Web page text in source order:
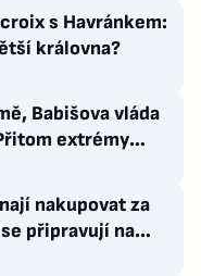
s Havránkem:
královna?
Babišova vláda
extrémy
problémy
nakupovat za
připravují na